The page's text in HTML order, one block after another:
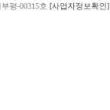
평-00315호 [사업자정보확인]